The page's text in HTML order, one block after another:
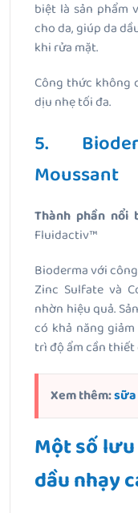
biệt là sản phẩm
cho da, giúp da
khi rửa mặt.
Công thức không
dịu nhẹ tối đa.
5.
Moussant
Thành phần nổi
Fluidactiv™
Bioderma với
Zinc Sulfate và
nhờn hiệu quả.
có khả năng
trì độ ẩm cần
Xem thêm:
Một số
dầu nhạy